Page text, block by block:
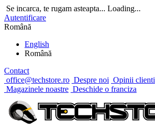
Se incarca, te rugam asteapta... Loading...
Autentificare
Română
English
Română
Contact
office@techstore.ro Despre noi Opinii clienti
Magazinele noastre Deschide o franciza